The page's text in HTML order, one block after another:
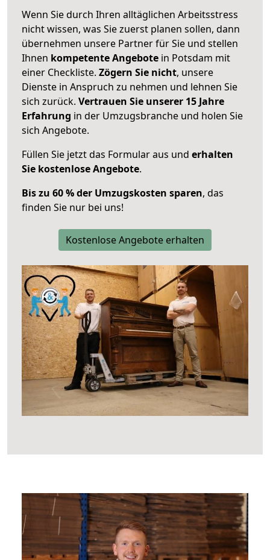
Wenn Sie durch Ihren alltäglichen Arbeitsstress
nicht wissen, was Sie zuerst planen sollen, dann
übernehmen unsere Partner für Sie und stellen
Ihnen kompetente Angebote in Potsdam mit
einer Checkliste. Zögern Sie nicht, unsere
Dienste in Anspruch zu nehmen und lehnen Sie
sich zurück. Vertrauen Sie unserer 15 Jahre
Erfahrung in der Umzugsbranche und holen Sie
sich Angebote.
Füllen Sie jetzt das Formular aus und erhalten
Sie kostenlose Angebote.
Bis zu 60 % der Umzugskosten sparen, das
finden Sie nur bei uns!
Kostenlose Angebote erhalten